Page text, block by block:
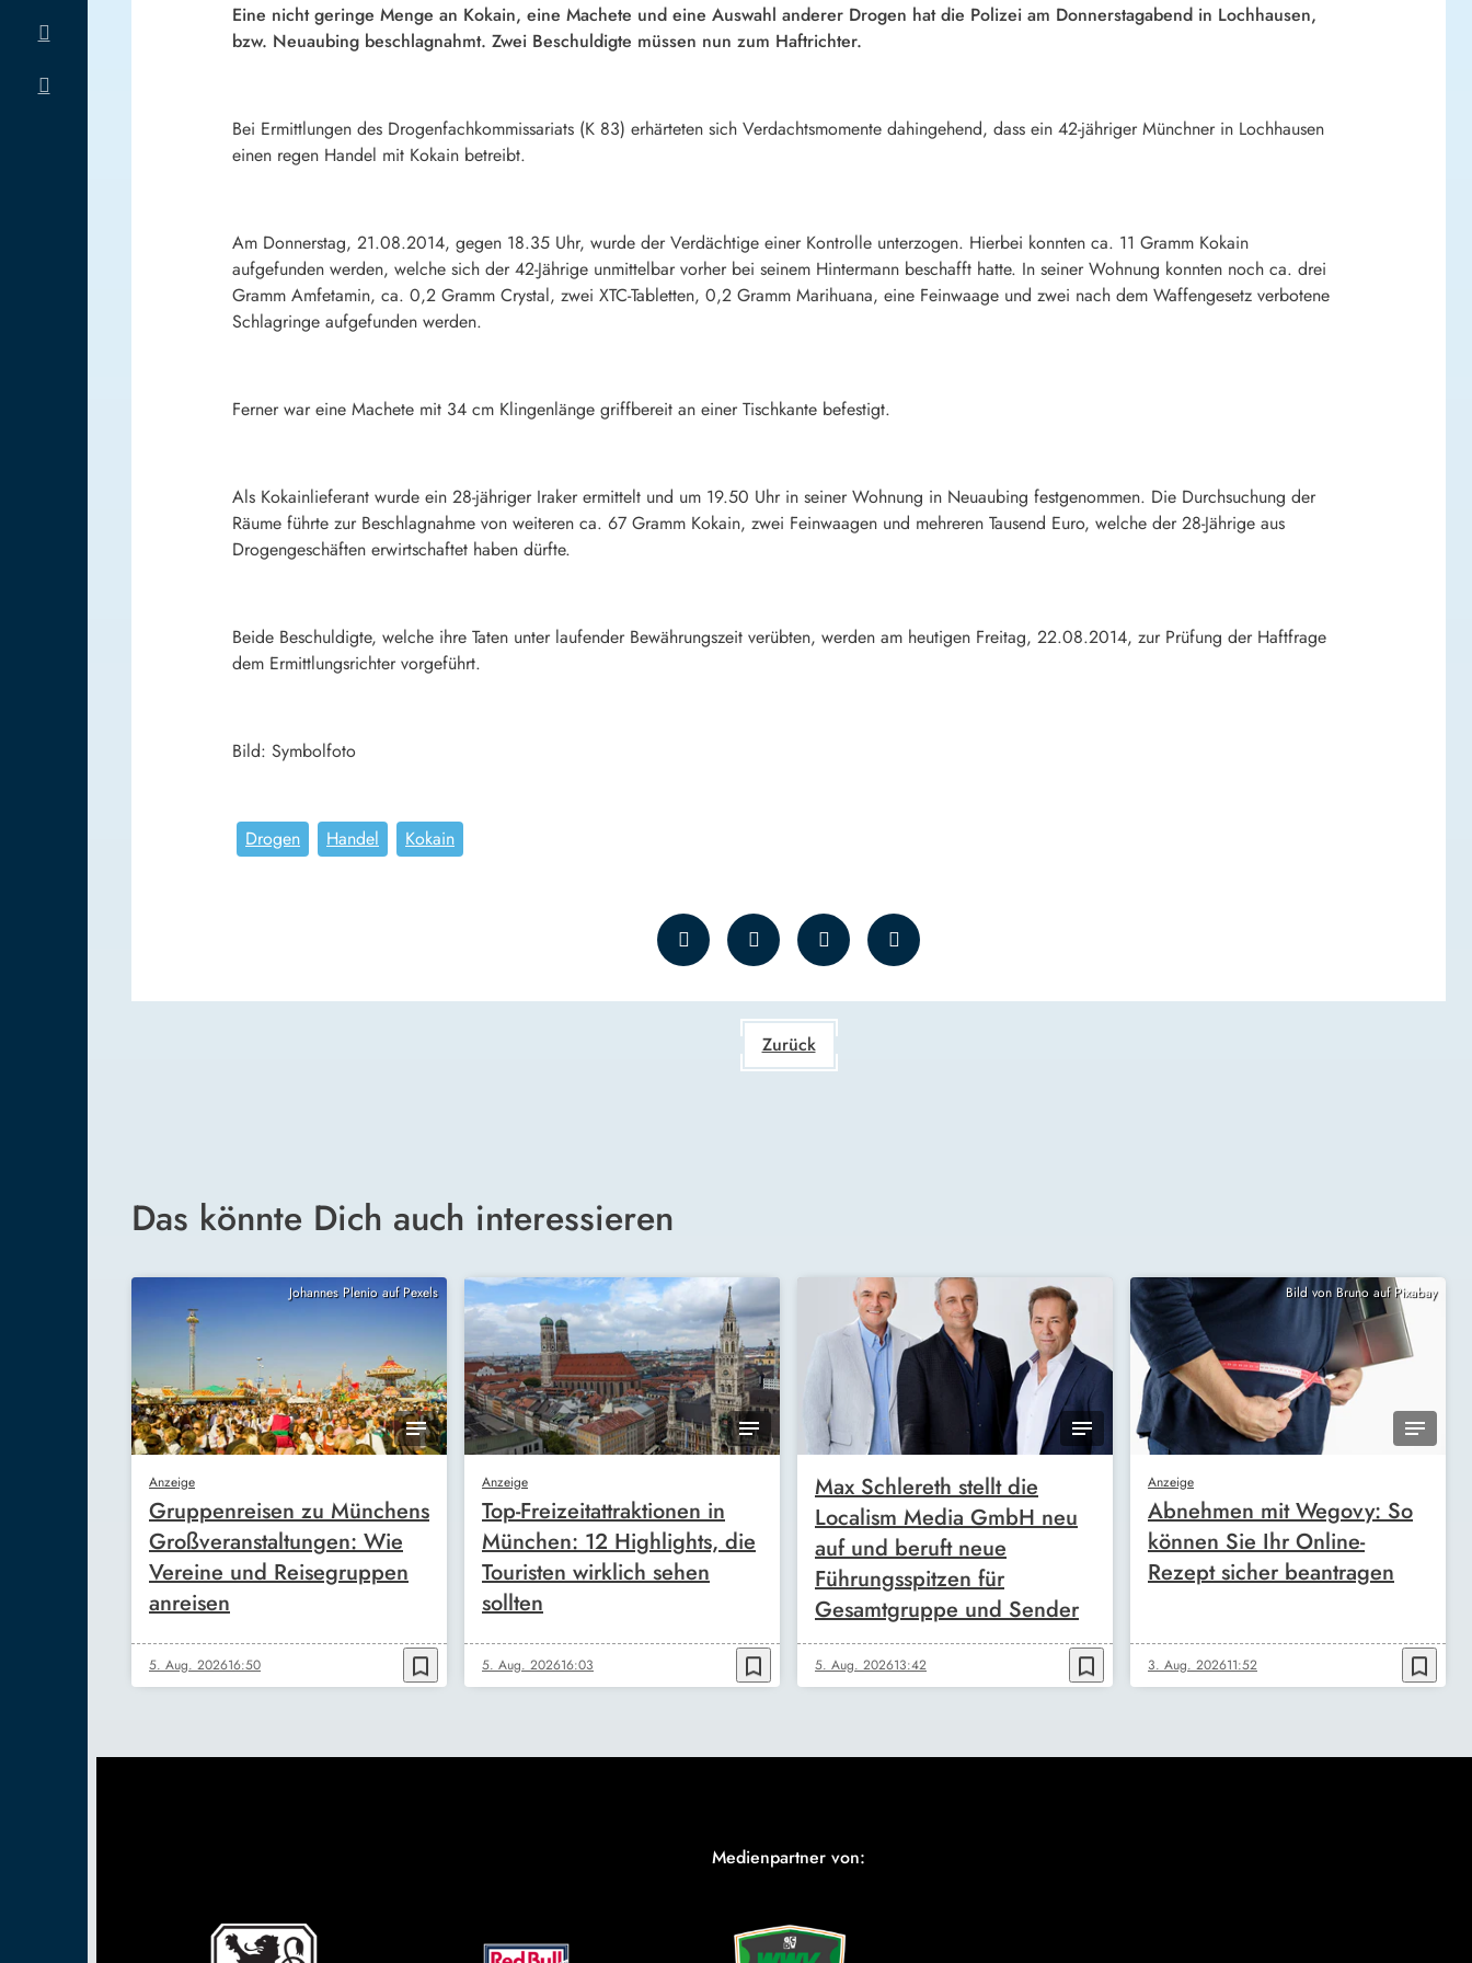
Eine nicht geringe Menge an Kokain, eine Machete und eine Auswahl anderer Drogen hat die Polizei am Donnerstagabend in Lochhausen,
bzw. Neuaubing beschlagnahmt. Zwei Beschuldigte müssen nun zum Haftrichter.
Bei Ermittlungen des Drogenfachkommissariats (K 83) erhärteten sich Verdachtsmomente dahingehend, dass ein 42-jähriger Münchner in Lochhausen
einen regen Handel mit Kokain betreibt.
Am Donnerstag, 21.08.2014, gegen 18.35 Uhr, wurde der Verdächtige einer Kontrolle unterzogen. Hierbei konnten ca. 11 Gramm Kokain
aufgefunden werden, welche sich der 42-Jährige unmittelbar vorher bei seinem Hintermann beschafft hatte. In seiner Wohnung konnten noch ca. drei
Gramm Amfetamin, ca. 0,2 Gramm Crystal, zwei XTC-Tabletten, 0,2 Gramm Marihuana, eine Feinwaage und zwei nach dem Waffengesetz verbotene
Schlagringe aufgefunden werden.
Ferner war eine Machete mit 34 cm Klingenlänge griffbereit an einer Tischkante befestigt.
Als Kokainlieferant wurde ein 28-jähriger Iraker ermittelt und um 19.50 Uhr in seiner Wohnung in Neuaubing festgenommen. Die Durchsuchung der
Räume führte zur Beschlagnahme von weiteren ca. 67 Gramm Kokain, zwei Feinwaagen und mehreren Tausend Euro, welche der 28-Jährige aus
Drogengeschäften erwirtschaftet haben dürfte.
Beide Beschuldigte, welche ihre Taten unter laufender Bewährungszeit verübten, werden am heutigen Freitag, 22.08.2014, zur Prüfung der Haftfrage
dem Ermittlungsrichter vorgeführt.
Bild: Symbolfoto
Drogen Handel Kokain
Zurück
Das könnte Dich auch interessieren
Johannes Plenio auf Pexels
Anzeige
Gruppenreisen zu Münchens
Großveranstaltungen: Wie
Vereine und Reisegruppen
anreisen
5. Aug. 202616:50 bookmark_border
Anzeige
Top-Freizeitattraktionen in
München: 12 Highlights, die
Touristen wirklich sehen
sollten
5. Aug. 202616:03 bookmark_border
Max Schlereth stellt die
Localism Media GmbH neu
auf und beruft neue
Führungsspitzen für
Gesamtgruppe und Sender
5. Aug. 202613:42 bookmark_border
Bild von Bruno auf Pixabay
Anzeige
Abnehmen mit Wegovy: So
können Sie Ihr Online-
Rezept sicher beantragen
3. Aug. 202611:52 bookmark_border
Medienpartner von: